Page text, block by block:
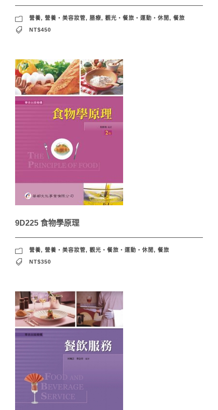
營養, 營養‧美容妝管, 膳療, 觀光‧餐旅‧運動‧休閒 , 餐旅
NT$450
9D225 食物學原理
營養, 營養‧美容妝管, 觀光‧餐旅‧運動‧休閒 , 餐旅
NT$350